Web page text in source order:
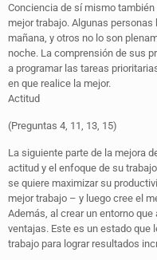
Conciencia de sí mismo
mejor trabajo. Algunas
mañana, y otros no lo son
noche. La comprensión de sus
a programar las tareas
en que realice la mejor.
Actitud
(Preguntas 4, 11, 13, 15)
La siguiente parte de la mejora
actitud y el enfoque de su
se quiere maximizar su
mejor trabajo – y luego cree el
Además, al crear un entorno
ventajas. Este es un estado que
trabajo para lograr resultados